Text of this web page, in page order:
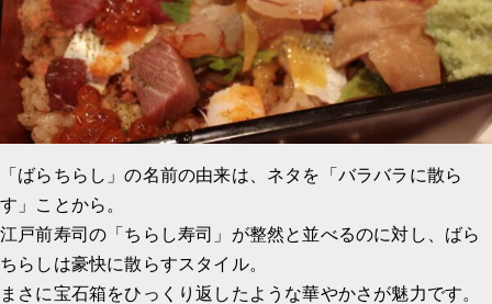
「ばらちらし」の名前の由来は、ネタを「バラバラに散ら
す」ことから。
江戸前寿司の「ちらし寿司」が整然と並べるのに対し、ばら
ちらしは豪快に散らすスタイル。
まさに宝石箱をひっくり返したような華やかさが魅力です。